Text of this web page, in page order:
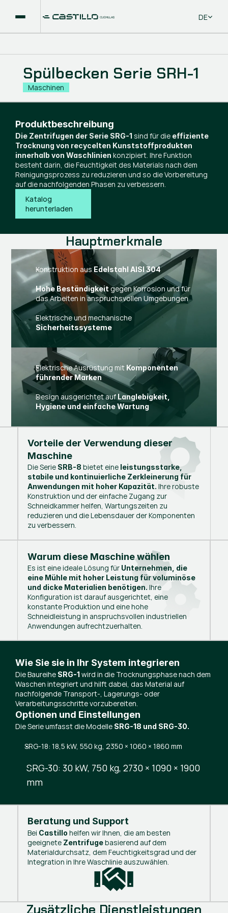
Select
DE
Spülbecken Serie SRH-1
Maschinen
Produktbeschreibung
Die Zentrifugen der Serie SRG-1 sind für die effiziente
Trocknung von recycelten Kunststoffprodukten
innerhalb von Waschlinien konzipiert. Ihre Funktion
besteht darin, die Feuchtigkeit des Materials nach dem
Reinigungsprozess zu reduzieren und so die Vorbereitung
auf die nachfolgenden Phasen zu verbessern.
Katalog
herunterladen
Hauptmerkmale
Konstruktion aus Edelstahl AISI 304
Hohe Beständigkeit gegen Korrosion und für
das Arbeiten in anspruchsvollen Umgebungen
Elektrische und mechanische
Sicherheitssysteme
Elektrische Ausrüstung mit Komponenten
führender Marken
Design ausgerichtet auf Langlebigkeit,
Hygiene und einfache Wartung
Wie Sie sie in Ihr System integrieren
Die Baureihe SRG-1 wird in die Trocknungsphase nach dem
Waschen integriert und hilft dabei, das Material auf
nachfolgende Transport-, Lagerungs- oder
Verarbeitungsschritte vorzubereiten.
Optionen und Einstellungen
Die Serie umfasst die Modelle SRG-18 und SRG-30.
SRG-18: 18,5 kW, 550 kg, 2350 × 1060 × 1860 mm
SRG-30: 30 kW, 750 kg, 2730 × 1090 × 1900
mm
Beratung und Support
Bei Castillo helfen wir Ihnen, die am besten
geeignete Zentrifugebasierend auf dem
Materialdurchsatz, dem Feuchtigkeitsgrad und der
Integration in Ihre Waschlinie auszuwählen.
Vorteile der Verwendung dieser
Maschine
Die Serie SRB-8 bietet eine leistungsstarke,
stabile und kontinuierliche Zerkleinerung für
Anwendungen mit hoher Kapazität. Ihre robuste
Konstruktion und der einfache Zugang zur
Schneidkammer helfen, Wartungszeiten zu
reduzieren und die Lebensdauer der Komponenten
zu verbessern.
Warum diese Maschine wählen
Es ist eine ideale Lösung für Unternehmen, die
eine Mühle mit hoher Leistung für voluminöse
und dicke Materialien benötigen. Ihre
Konfiguration ist darauf ausgerichtet, eine
konstante Produktion und eine hohe
Schneidleistung in anspruchsvollen industriellen
Anwendungen aufrechtzuerhalten.